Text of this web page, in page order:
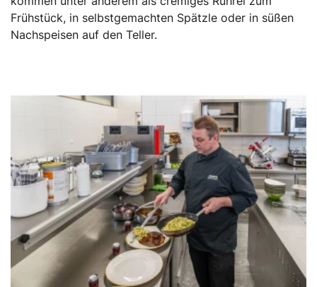
Frühstück, in selbstgemachten Spätzle oder in süßen
Nachspeisen auf den Teller.